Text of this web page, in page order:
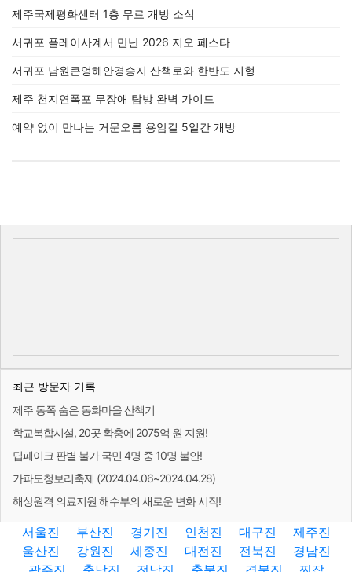
제주국제평화센터 1층 무료 개방 소식
서귀포 플레이사계서 만난 2026 지오 페스타
서귀포 남원큰엉해안경승지 산책로와 한반도 지형
제주 천지연폭포 무장애 탐방 완벽 가이드
예약 없이 만나는 거문오름 용암길 5일간 개방
최근 방문자 기록
제주 동쪽 숨은 동화마을 산책기
학교복합시설, 20곳 확충에 2075억 원 지원!
딥페이크 판별 불가 국민 4명 중 10명 불안!
가파도청보리축제 (2024.04.06~2024.04.28)
해상원격 의료지원 해수부의 새로운 변화 시작!
서울진 부산진 경기진 인천진 대구진
제주진
울산진
강원진 세종진 대전진 전북진
경남진